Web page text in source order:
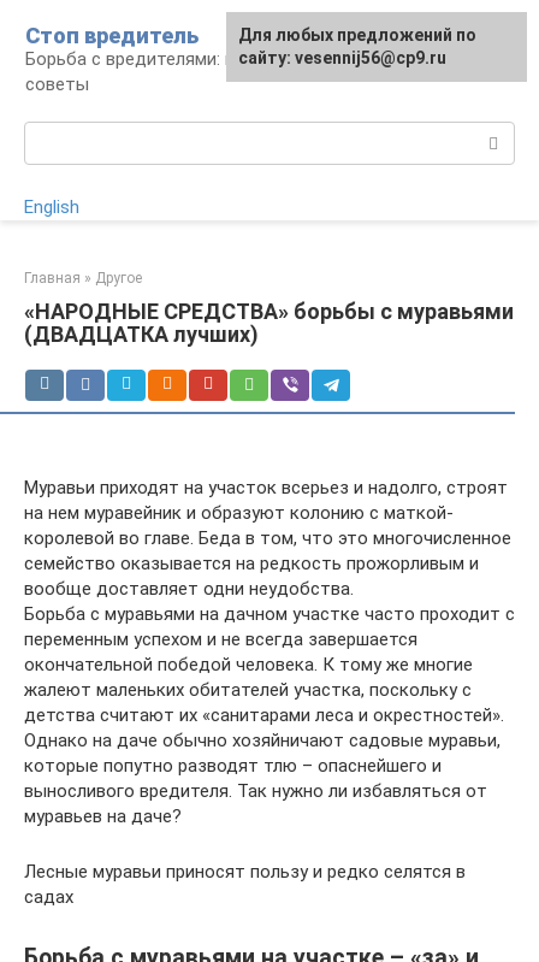
контенту
Стоп вредитель
Борьба с вредителями: правила, средства,
советы
English
Главная » Другое
«НАРОДНЫЕ СРЕДСТВА» борьбы с муравьями
(ДВАДЦАТКА лучших)
Муравьи приходят на участок всерьез и надолго, строят
на нем муравейник и образуют колонию с маткой-
королевой во главе. Беда в том, что это многочисленное
семейство оказывается на редкость прожорливым и
вообще доставляет одни неудобства.
Борьба с муравьями на дачном участке часто проходит с
переменным успехом и не всегда завершается
окончательной победой человека. К тому же многие
жалеют маленьких обитателей участка, поскольку с
детства считают их «санитарами леса и окрестностей».
Однако на даче обычно хозяйничают садовые муравьи,
которые попутно разводят тлю – опаснейшего и
выносливого вредителя. Так нужно ли избавляться от
муравьев на даче?
Лесные муравьи приносят пользу и редко селятся в
садах
Для любых предложений по
сайту: vesennij56@cp9.ru